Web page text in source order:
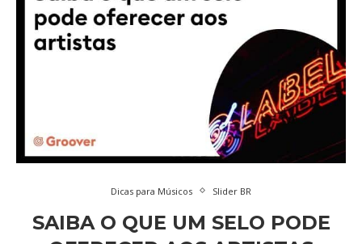
Dicas para Músicos Slider BR
SAIBA O QUE UM SELO PODE